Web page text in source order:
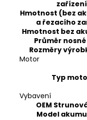
Hmotnost (bez
a řezacího
Hmotnost bez
Průměr
Rozměry
Motor
Typ
Vybavení
OEM
Model